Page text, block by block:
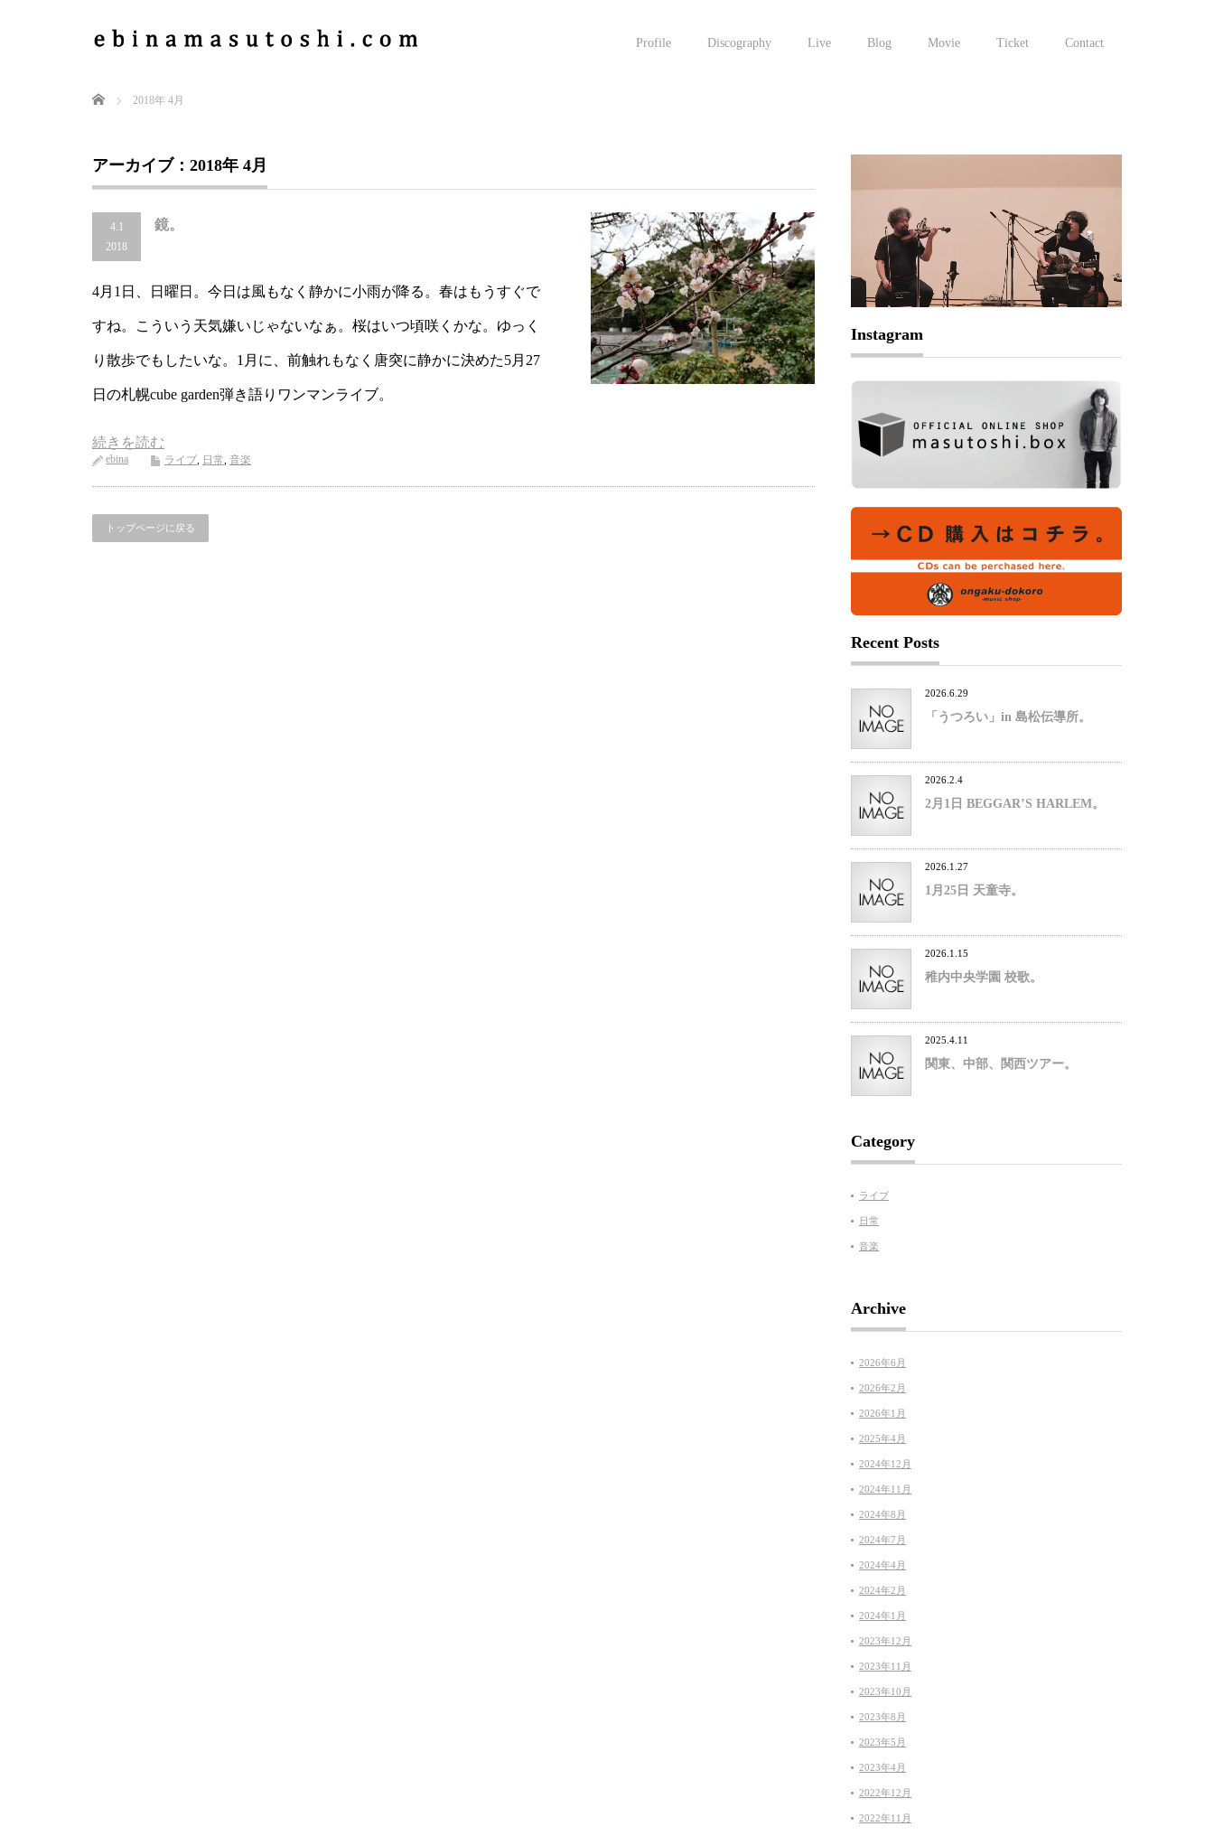
Profile Discography Live Blog Movie Ticket Contact
Home 2018年 4月
アーカイブ：2018年 4月
4.1
2018
鏡。
4月1日、日曜日。今日は風もなく静かに小雨が降る。春はもうすぐで
すね。こういう天気嫌いじゃないなぁ。桜はいつ頃咲くかな。ゆっく
り散歩でもしたいな。1月に、前触れもなく唐突に静かに決めた5月27
日の札幌cube garden弾き語りワンマンライブ。
続きを読む
ebina ライブ, 日常, 音楽
トップページに戻る
Instagram
Recent Posts
2026.6.29
「うつろい」in 島松伝導所。
2026.2.4
2月1日 BEGGAR’S HARLEM。
2026.1.27
1月25日 天童寺。
2026.1.15
稚内中央学園 校歌。
2025.4.11
関東、中部、関西ツアー。
Category
ライブ
日常
音楽
Archive
2026年6月
2026年2月
2026年1月
2025年4月
2024年12月
2024年11月
2024年8月
2024年7月
2024年4月
2024年2月
2024年1月
2023年12月
2023年11月
2023年10月
2023年8月
2023年5月
2023年4月
2022年12月
2022年11月